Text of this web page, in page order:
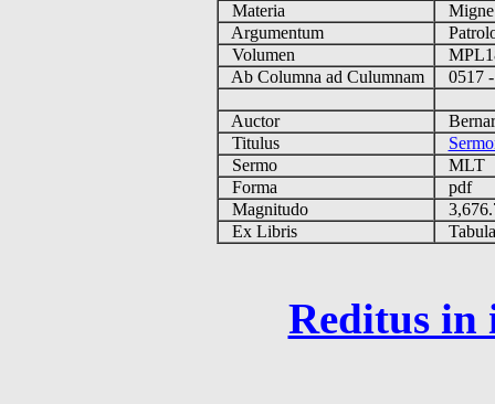
Materia
Argumentum
Volumen
Ab Columna ad Culumnam
0517
Auctor
Titulus
Sermo
MLT
Forma
pdf
Magnitudo
Ex Libris
Reditus in